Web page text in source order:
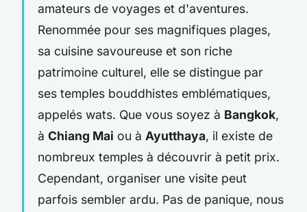
amateurs de voyages et d'aventures.
Renommée pour ses magnifiques plages,
sa cuisine savoureuse et son riche
patrimoine culturel, elle se distingue par
ses temples bouddhistes emblématiques,
appelés wats. Que vous soyez à Bangkok,
à Chiang Mai ou à Ayutthaya, il existe de
nombreux temples à découvrir à petit prix.
Cependant, organiser une visite peut
parfois sembler ardu. Pas de panique, nous